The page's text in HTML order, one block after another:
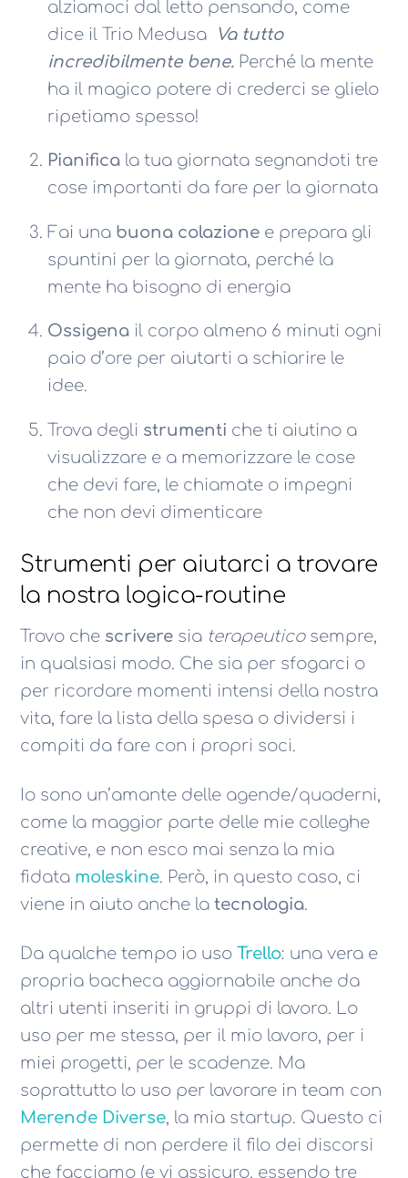
alziamoci dal letto pensando, come
dice il Trio Medusa
Va tutto
incredibilmente bene. Perché la mente
ha il magico potere di crederci se glielo
ripetiamo spesso!
Pianificala tua giornata segnandoti tre
cose importanti da fare per la giornata
Fai una buona colazionee prepara gli
spuntini per la giornata, perché la
mente ha bisogno di energia
Ossigenail corpo almeno 6 minuti ogni
paio d’ore per aiutarti a schiarire le
idee.
Trova degli strumenti che ti aiutino a
visualizzare e a memorizzare le cose
che devi fare, le chiamate o impegni
che non devi dimenticare
Strumenti per aiutarci a trovare
la nostra logica-routine
Trovo che scrivere sia terapeuticosempre,
in qualsiasi modo. Che sia per sfogarci o
per ricordare momenti intensi della nostra
vita, fare la lista della spesa o dividersi i
compiti da fare con i propri soci.
Io sono un’amante delle agende/quaderni,
come la maggior parte delle mie colleghe
creative, e non esco mai senza la mia
fidata moleskine. Però, in questo caso, ci
viene in aiuto anche latecnologia.
Da qualche tempo io usoTrello: una vera e
propria bacheca aggiornabile anche da
altri utenti inseriti in gruppi di lavoro. Lo
uso per me stessa, per il mio lavoro, per i
miei progetti, per le scadenze. Ma
soprattutto lo uso per lavorare in team con
Merende Diverse, la mia startup. Questo ci
permette di non perdere il filo dei discorsi
che facciamo (e vi assicuro, essendo tre